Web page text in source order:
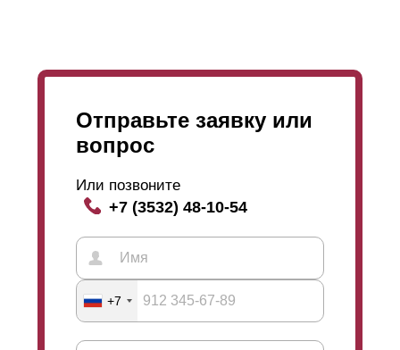
Данный вариант является базовым забором среди
брутальный. В этой модели относительно других
моделей нашей линейки меньше горизонтальных
линий и разнообразных изгибов, а больше ровных
поверхностей. Такой дизайн выглядит простым и
лаконичным. Грязь не будет скапливаться в изгибах
забора, внешний вид будет аккуратным и
информацию иобъяснение.
Отправьте заявку или
вопрос
Или позвоните
+7 (3532) 48-10-54
+7